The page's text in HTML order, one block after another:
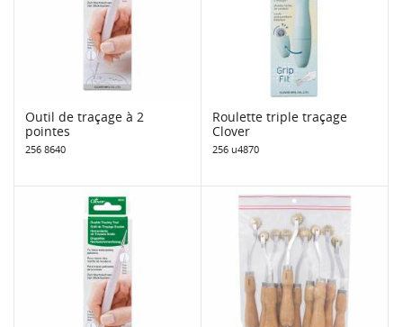
Outil de traçage à 2
pointes
256 8640
Roulette triple traçage
Clover
256 u4870